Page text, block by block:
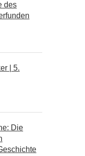
des
| 5.
Die